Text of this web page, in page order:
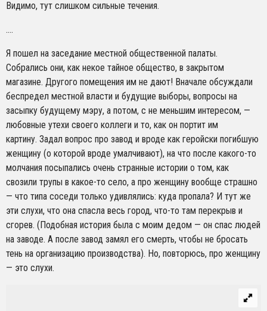
Видимо, тут слишком сильные течения.
….
Я пошел на заседание местной общественной палаты.
Собрались они, как некое тайное общество, в закрытом
магазине. Другого помещения им не дают! Вначале обсуждали
беспредел местной власти и будущие выборы, вопросы на
засыпку будущему мэру, а потом, с не меньшим интересом, —
любовные утехи своего коллеги и то, как он портит им
картину. Задал вопрос про завод и вроде как геройски погибшую
женщину (о которой вроде умалчивают), на что после какого-то
молчания посыпались очень странные истории о том, как
свозили трупы в какое-то село, а про женщину вообще страшно
— что типа соседи только удивлялись: куда пропала? И тут же
эти слухи, что она спасла весь город, что-то там перекрыв и
сгорев. (Подобная история была с моим дедом — он спас людей
на заводе. А после завод замял его смерть, чтобы не бросать
тень на организацию производства). Но, повторюсь, про женщину
— это слухи.